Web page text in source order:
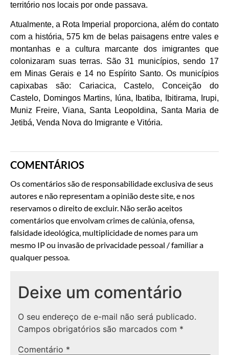
território nos locais por onde passava.
Atualmente, a Rota Imperial proporciona, além do contato
com a história, 575 km de belas paisagens entre vales e
montanhas e a cultura marcante dos imigrantes que
colonizaram suas terras. São 31 municípios, sendo 17
em Minas Gerais e 14 no Espírito Santo. Os municípios
capixabas são: Cariacica, Castelo, Conceição do
Castelo, Domingos Martins, Iúna, Ibatiba, Ibitirama, Irupi,
Muniz Freire, Viana, Santa Leopoldina, Santa Maria de
Jetibá, Venda Nova do Imigrante e Vitória.
COMENTÁRIOS
Os comentários são de responsabilidade exclusiva de seus
autores e não representam a opinião deste site, e nos
reservamos o direito de excluir. Não serão aceitos
comentários que envolvam crimes de calúnia, ofensa,
falsidade ideológica, multiplicidade de nomes para um
mesmo IP ou invasão de privacidade pessoal / familiar a
qualquer pessoa.
Deixe um comentário
O seu endereço de e-mail não será publicado.
Campos obrigatórios são marcados com *
Comentário *